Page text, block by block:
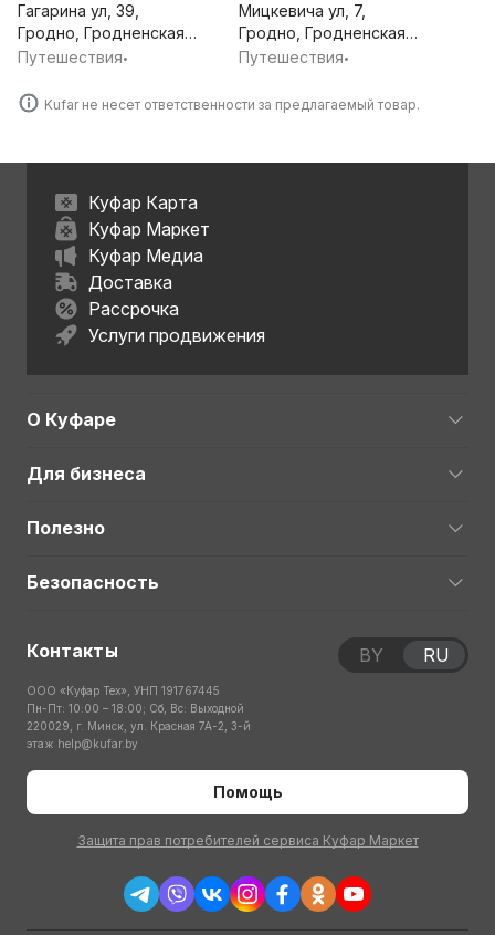
Гагарина ул, 39,
Гродно, Гродненская
обл.
Путешествия•
Мицкевича ул, 7,
Гродно, Гродненская
обл.
Путешествия•
Kufar не несет ответственности за предлагаемый товар.
Куфар Карта
Куфар Маркет
Куфар Медиа
Доставка
Рассрочка
Услуги продвижения
О Куфаре
Для бизнеса
Полезно
Безопасность
Контакты
ООО «Куфар Тех», УНП 191767445
Пн-Пт: 10:00 – 18:00; Сб, Вс: Выходной
220029, г. Минск, ул. Красная 7А-2, 3-й
этаж help@kufar.by
Помощь
Защита прав потребителей сервиса Куфар Маркет
BY RU